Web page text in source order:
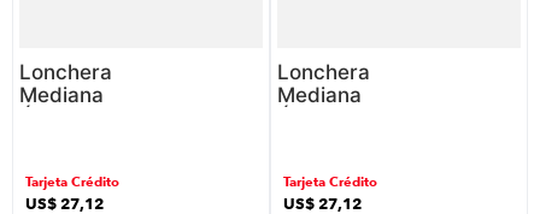
Lonchera
Mediana
Tarjeta Crédito
US$27,12
Lonchera
Mediana
Tarjeta Crédito
US$27,12